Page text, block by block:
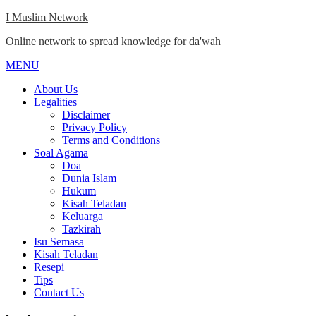
Skip
content
I Muslim Network
Online network to spread knowledge for da'wah
MENU
Menu
About Us
Legalities
Disclaimer
Privacy Policy
Terms and Conditions
Soal Agama
Doa
Dunia Islam
Hukum
Kisah Teladan
Keluarga
Tazkirah
Isu Semasa
Kisah Teladan
Resepi
Tips
Contact Us